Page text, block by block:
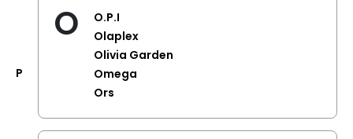
P
O
O.P.I
Olaplex
Olivia Garden
Omega
Ors